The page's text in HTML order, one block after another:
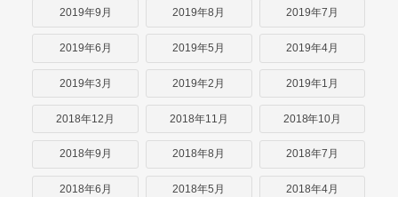
2019年9月 2019年8月 2019年7月
2019年6月 2019年5月 2019年4月
2019年3月 2019年2月 2019年1月
2018年12月 2018年11月 2018年10月
2018年9月 2018年8月 2018年7月
2018年6月 2018年5月 2018年4月